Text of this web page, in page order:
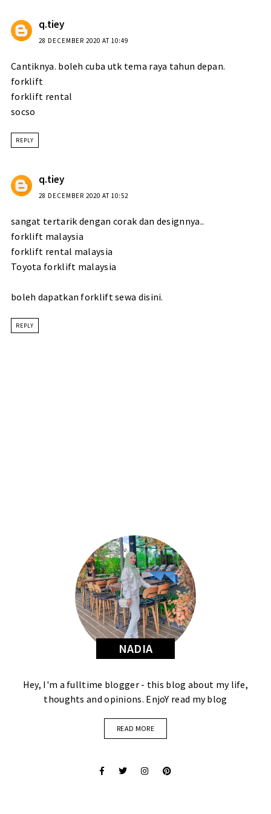
q.tiey
28 DECEMBER 2020 AT 10:49
Cantiknya. boleh cuba utk tema raya tahun depan.
forklift
forklift rental
socso
REPLY
q.tiey
28 DECEMBER 2020 AT 10:52
sangat tertarik dengan corak dan designnya..
forklift malaysia
forklift rental malaysia
Toyota forklift malaysia
boleh dapatkan forklift sewa disini.
REPLY
NADIA
Hey, I'm a fulltime blogger - this blog about my life,
thoughts and opinions. EnjoY read my blog
READ MORE